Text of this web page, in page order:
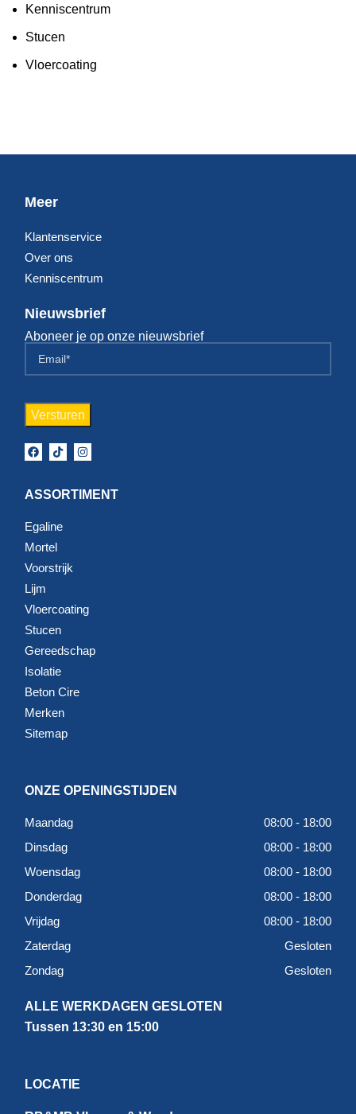
Kenniscentrum
Stucen
Vloercoating
Meer
Klantenservice
Over ons
Kenniscentrum
Nieuwsbrief
Aboneer je op onze nieuwsbrief
ASSORTIMENT
Egaline
Mortel
Voorstrijk
Lijm
Vloercoating
Stucen
Gereedschap
Isolatie
Beton Cire
Merken
Sitemap
ONZE OPENINGSTIJDEN
Maandag
08:00 - 18:00
Dinsdag
08:00 - 18:00
Woensdag
08:00 - 18:00
Donderdag
08:00 - 18:00
Vrijdag
08:00 - 18:00
Zaterdag
Gesloten
Zondag
Gesloten
ALLE WERKDAGEN GESLOTEN
Tussen 13:30 en 15:00
LOCATIE